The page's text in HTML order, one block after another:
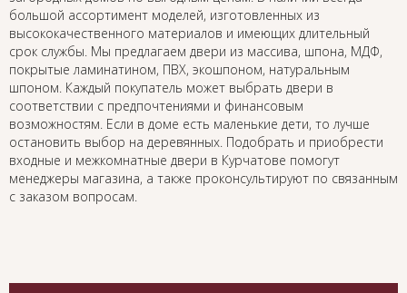
большой ассортимент моделей, изготовленных из
высококачественного материалов и имеющих длительный
срок службы. Мы предлагаем двери из массива, шпона, МДФ,
покрытые ламинатином, ПВХ, экошпоном, натуральным
шпоном. Каждый покупатель может выбрать двери в
соответствии с предпочтениями и финансовым
возможностям. Если в доме есть маленькие дети, то лучше
остановить выбор на деревянных. Подобрать и приобрести
входные и межкомнатные двери в Курчатове помогут
менеджеры магазина, а также проконсультируют по связанным
с заказом вопросам.